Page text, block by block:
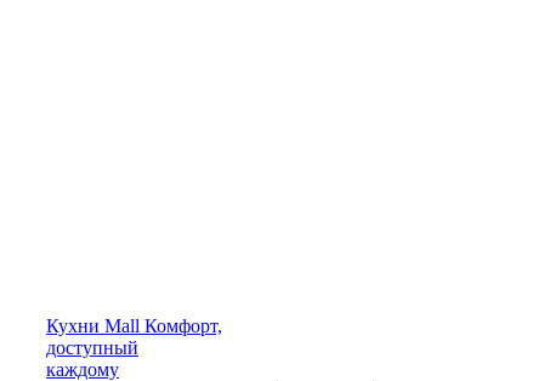
Кухни Mall Комфорт,
доступный
каждому